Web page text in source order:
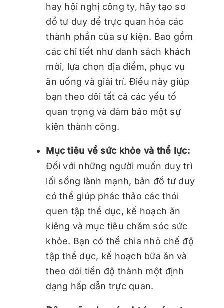
hay hội nghị công ty, hãy tạo sơ
đồ tư duy để trực quan hóa các
thành phần của sự kiện. Bao gồm
các chi tiết như danh sách khách
mời, lựa chọn địa điểm, phục vụ
ăn uống và giải trí. Điều này giúp
bạn theo dõi tất cả các yếu tố
quan trọng và đảm bảo một sự
kiện thành công.
Mục tiêu về sức khỏe và thể lực:
Đối với những người muốn duy trì
lối sống lành mạnh, bản đồ tư duy
có thể giúp phác thảo các thói
quen tập thể dục, kế hoạch ăn
kiêng và mục tiêu chăm sóc sức
khỏe. Bạn có thể chia nhỏ chế độ
tập thể dục, kế hoạch bữa ăn và
theo dõi tiến độ thành một định
dạng hấp dẫn trực quan.